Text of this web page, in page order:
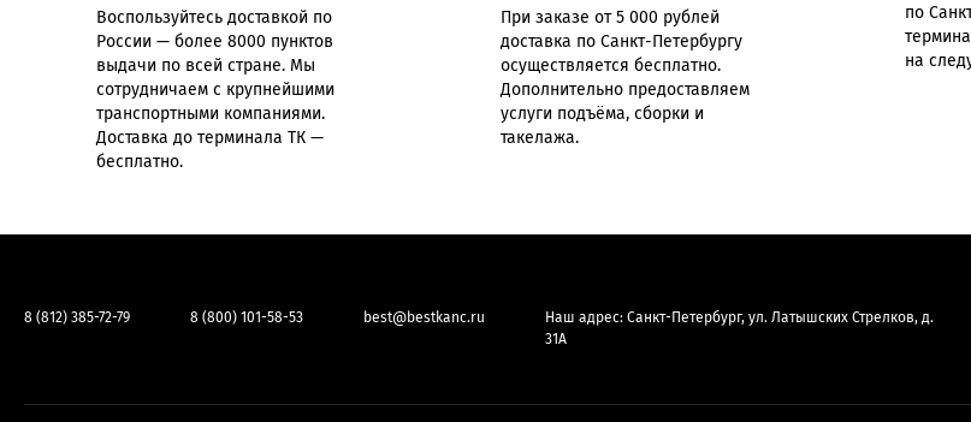
Воспользуйтесь доставкой по
России — более 8000 пунктов
выдачи по всей стране. Мы
сотрудничаем с крупнейшими
транспортными компаниями.
Доставка до терминала ТК —
бесплатно.
При заказе от 5 000 рублей
доставка по Санкт-Петербургу
осуществляется бесплатно.
Дополнительно предоставляем
услуги подъёма, сборки и
такелажа.
по
на
8 (812) 385-72-79 8 (800) 101-58-53 best@bestkanc.ru
Наш адрес: Санкт-Петербург, ул. Латышских Стрелков, д.
31А